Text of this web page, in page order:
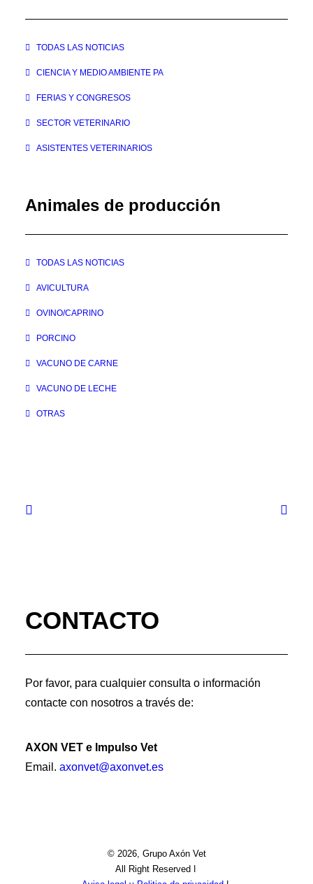
TODAS LAS NOTICIAS
CIENCIA Y MEDIO AMBIENTE PA
FERIAS Y CONGRESOS
SECTOR VETERINARIO
ASISTENTES VETERINARIOS
Animales de producción
TODAS LAS NOTICIAS
AVICULTURA
OVINO/CAPRINO
PORCINO
VACUNO DE CARNE
VACUNO DE LECHE
OTRAS
CONTACTO
Por favor, para cualquier consulta o información
contacte con nosotros a través de:
AXON VET e Impulso Vet
Email. axonvet@axonvet.es
© 2026, Grupo Axón Vet
All Right Reserved ǀ